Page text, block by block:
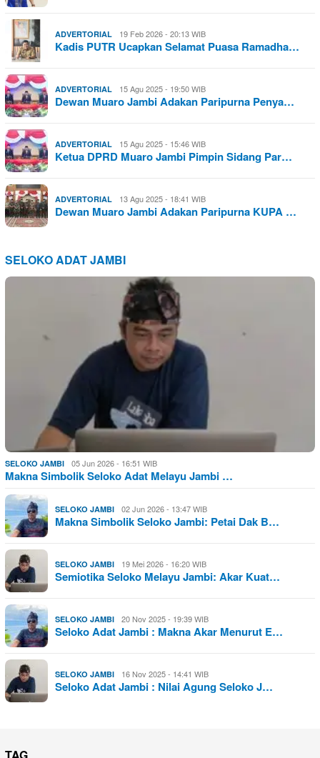
ADVERTORIAL 19 Feb 2026 - 20:13 WIB
Kadis PUTR Ucapkan Selamat Puasa Ramadha…
ADVERTORIAL 15 Agu 2025 - 19:50 WIB
Dewan Muaro Jambi Adakan Paripurna Penya…
ADVERTORIAL 15 Agu 2025 - 15:46 WIB
Ketua DPRD Muaro Jambi Pimpin Sidang Par…
ADVERTORIAL 13 Agu 2025 - 18:41 WIB
Dewan Muaro Jambi Adakan Paripurna KUPA …
SELOKO ADAT JAMBI
SELOKO JAMBI 05 Jun 2026 - 16:51 WIB
Makna Simbolik Seloko Adat Melayu Jambi …
SELOKO JAMBI 02 Jun 2026 - 13:47 WIB
Makna Simbolik Seloko Jambi: Petai Dak B…
SELOKO JAMBI 19 Mei 2026 - 16:20 WIB
Semiotika Seloko Melayu Jambi: Akar Kuat…
SELOKO JAMBI 20 Nov 2025 - 19:39 WIB
Seloko Adat Jambi : Makna Akar Menurut E…
SELOKO JAMBI 16 Nov 2025 - 14:41 WIB
Seloko Adat Jambi : Nilai Agung Seloko J…
TAG